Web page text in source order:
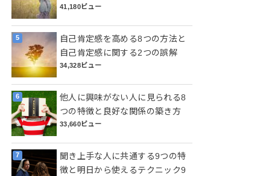
41,180ビュー
自己肯定感を高める8つの方法と
自己肯定感に関する2つの誤解
34,328ビュー
他人に興味がない人に見られる8
つの特徴と良好な関係の築き方
33,660ビュー
聞き上手な人に共通する9つの特
徴と明日から使えるテクニック9